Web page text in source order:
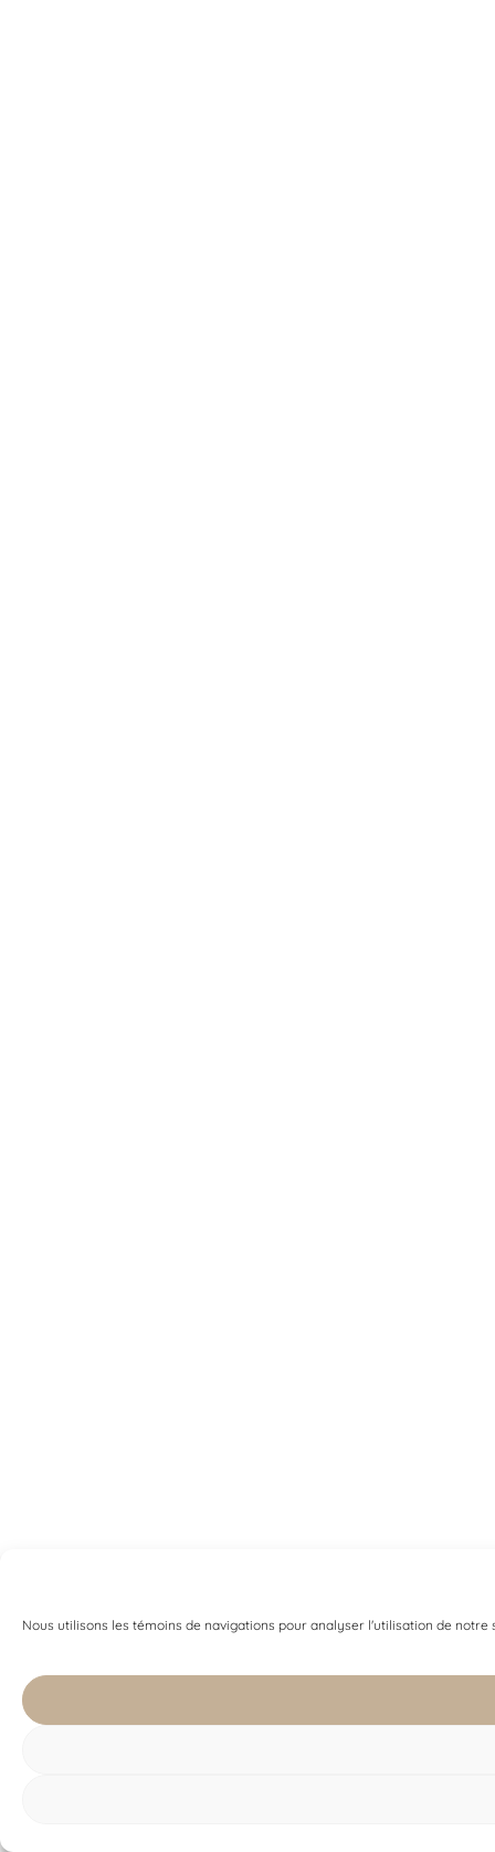
Nous utilisons les témoins de navigations pour analyser l'utilisation de